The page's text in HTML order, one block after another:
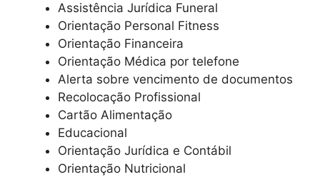
Assistência Jurídica Funeral
Orientação Personal Fitness
Orientação Financeira
Orientação Médica por telefone
Alerta sobre vencimento de documentos
Recolocação Profissional
Cartão Alimentação
Educacional
Orientação Jurídica e Contábil
Orientação Nutricional